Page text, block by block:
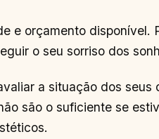
e orçamento disponível.
o seu sorriso dos
a situação dos seus
são o suficiente se